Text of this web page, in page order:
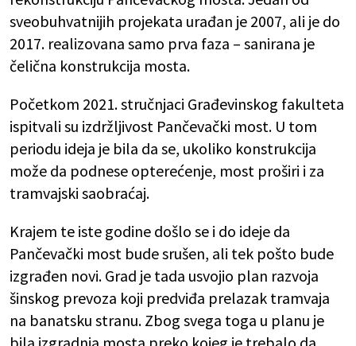
sveobuhvatnijih projekata urađan je 2007, ali je do
2017. realizovana samo prva faza – sanirana je
čelična konstrukcija mosta.
Početkom 2021. stručnjaci Građevinskog fakulteta
ispitvali su izdržljivost Pančevački most. U tom
periodu ideja je bila da se, ukoliko konstrukcija
može da podnese opterećenje, most proširi i za
tramvajski saobraćaj.
Krajem te iste godine došlo se i do ideje da
Pančevački most bude srušen, ali tek pošto bude
izgrađen novi. Grad je tada usvojio plan razvoja
šinskog prevoza koji predviđa prelazak tramvaja
na banatsku stranu. Zbog svega toga u planu je